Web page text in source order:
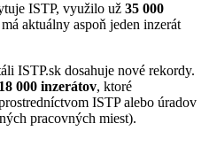
ISTP, využilo už 35 000
aktuálny aspoň jeden inzerát
ISTP.sk dosahuje nové rekordy.
18 000 inzerátov, ktoré
ISTP alebo úradov
pracovných miest).